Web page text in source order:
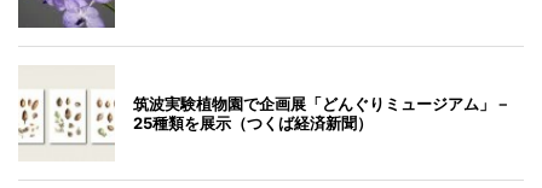
筑波実験植物園で企画展「どんぐりミュージアム」－
25種類を展示（つくば経済新聞）